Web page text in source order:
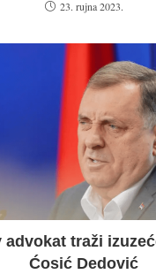
23. rujna 2023.
advokat traži
Ćosić Dedović